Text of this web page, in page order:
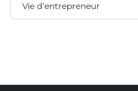
Vie d’entrepreneur